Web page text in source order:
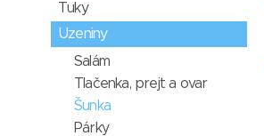
Tuky
Uzeniny
Salám
Tlačenka, prejt a ovar
Šunka
Párky